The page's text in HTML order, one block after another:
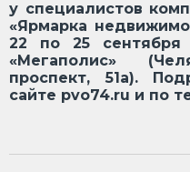
у специалистов
«Ярмарка
22 по 25 сентября
«Мегаполис»
проспект, 51а).
сайте pvo74.ru и по